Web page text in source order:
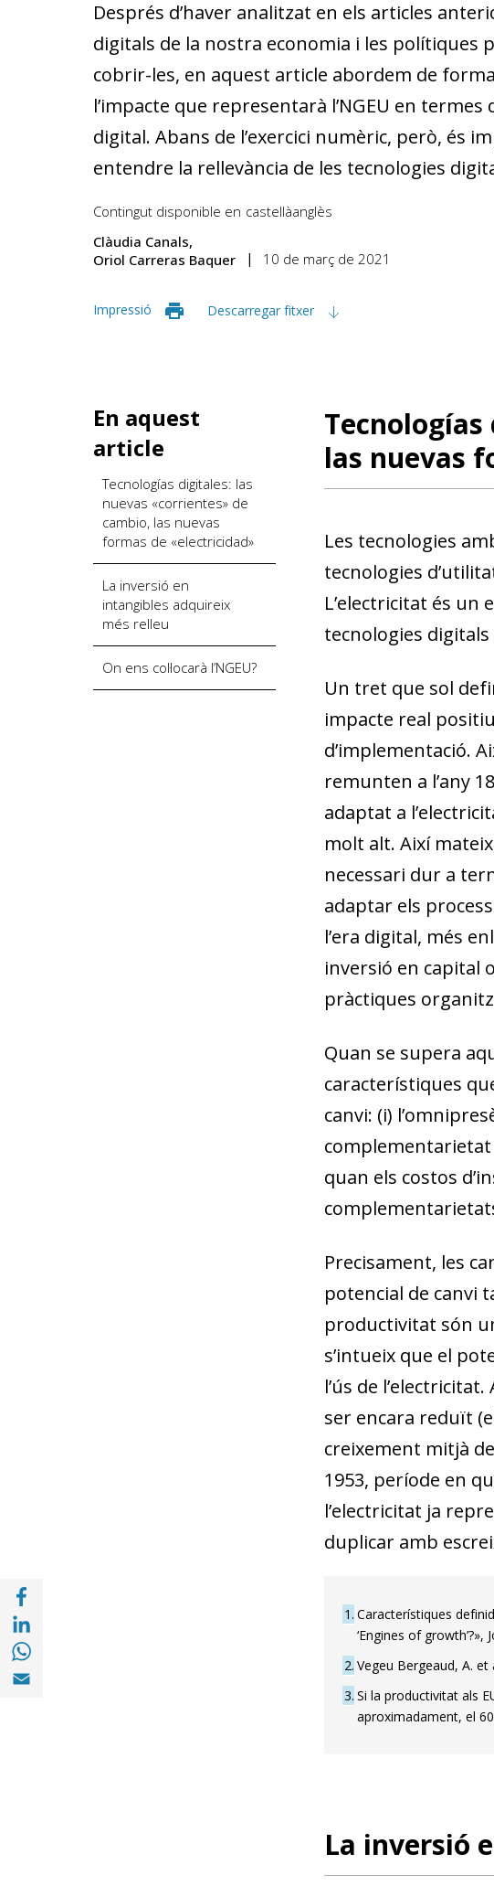
Després d’haver analitzat en els articles
digitals de la nostra economia i les polítiques
cobrir-les, en aquest article abordem de
l’impacte que representarà l’NGEU en
digital. Abans de l’exercici numèric, però, és
entendre la rellevància de les tecnologies
Contingut disponible en castellàanglès
Clàudia Canals
Oriol Carreras Baquer
10 de març de 2021
Impressió Descarregar fitxer
Compartir a with Linkedin (opens in a new window)
Compartir a with Whatsapp (opens in a new window)
Compartir a Email (opens in a new window)
En aquest
article
Tecnologías digitales: las
nuevas «corrientes» de
cambio, las nuevas
formas de «electricidad»
La inversió en
intangibles adquireix
més relleu
On ens col·locarà l’NGEU?
las nuevas
Les tecnologies
tecnologies
L’electricitat és un
tecnologies digitals
Un tret que sol
impacte real
d’implementació.
remunten a l’any
adaptat a
molt alt. Així
necessari dur a
adaptar els
l’era digital, més
inversió en capital
pràctiques
Quan se supera
característiques
canvi: (i)
quan els costos
Precisament, les
potencial de canvi
productivitat són
s’intueix que el
l’ús de
ser encara reduït
creixement mitjà
1953, període en
l’electricitat ja
duplicar amb
1 Característiques
‘Engines of
2 Vegeu Bergeaud, A.
3 Si la productivitat als
aproximadament, el
La inversió